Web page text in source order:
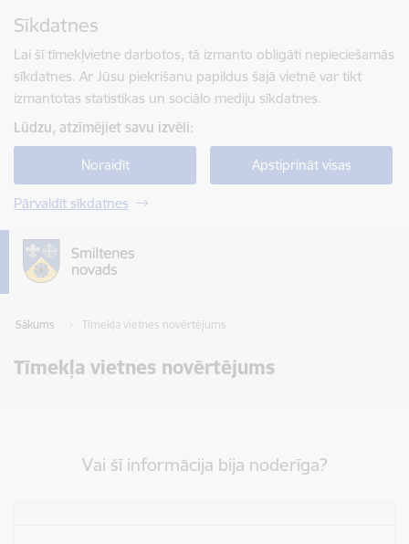
Sīkdatnes
Lai šī tīmekļvietne darbotos, tā izmanto obligāti nepieciešamās
sīkdatnes. Ar Jūsu piekrišanu papildus šajā vietnē var tikt
izmantotas statistikas un sociālo mediju sīkdatnes.
Lūdzu, atzīmējiet savu izvēli:
Noraidīt Apstiprināt visas
Pārvaldīt sīkdatnes
Sākums Tīmekļa vietnes novērtējums
Tīmekļa vietnes novērtējums
Vai šī informācija bija noderīga?